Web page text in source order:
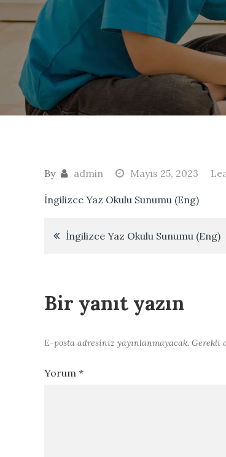
By admin Mayıs 25, 2023
İngilizce Yaz Okulu Sunumu (Eng)
Yazı
İngilizce Yaz Okulu Sunumu (Eng)
Bir yanıt yazın
E-posta adresiniz yayınlanmayacak. Gerekli
Yorum *